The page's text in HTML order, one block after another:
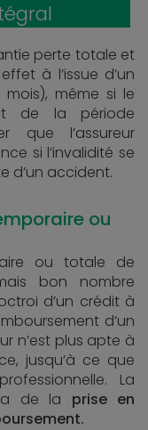
perte totale et
à l’issue d’un
même si le
de la période
que l’assureur
si l’invalidité se
d’un accident.
ou
ou totale de
bon nombre
d’un crédit à
d’un
n’est plus apte à
jusqu’à ce que
La
de la prise en